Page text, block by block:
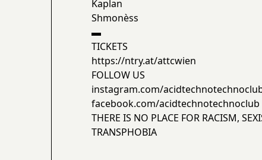
Kaplan
Shmonèss
▬
TICKETS
https://ntry.at/attcwien
FOLLOW US
instagram.com/
facebook.com/acidtechnotechnoclub
THERE IS NO PLACE FOR RACISM,
TRANSPHOBIA